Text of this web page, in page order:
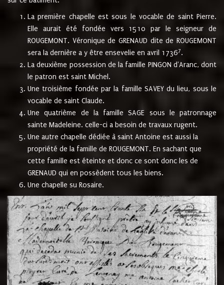
La première chapelle est sous le vocable de saint Pierre.
Elle aurait été fondée vers 1510 par le seigneur de
ROUGEMONT. Véronique de GRENAUD dite de ROUGEMONT
sera la dernière a y être ensevelie en avril 17367.
La deuxième possession de la famille PINGON d'Aranc, dont
le patron est saint Michel.
Une troisième fondée par la famille SAVEY du lieu, sous le
vocable de saint Claude.
Une quatrième de la famille SAGE sous le patronnage
sainte Madeleine. celle-ci a besoin de travaux rugent.
Une autre chapelle dédiée à saint Antoine est aussi la
propriété de la famille de ROUGEMONT. En sachant que
cette famille est éteinte et donc ce sont donc les de
GRENAUD qui en possèdent tous les biens.
Une chapelle su Rosaire.